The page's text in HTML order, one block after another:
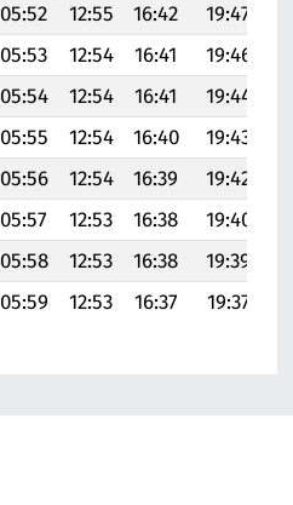
05:52 12:55 16:42 19:47
05:53 12:54 16:41 19:46
05:54 12:54 16:41 19:44
05:55 12:54 16:40 19:43
05:56 12:54 16:39 19:42
05:57 12:53 16:38 19:40
05:58 12:53 16:38 19:39
05:59 12:53 16:37 19:37